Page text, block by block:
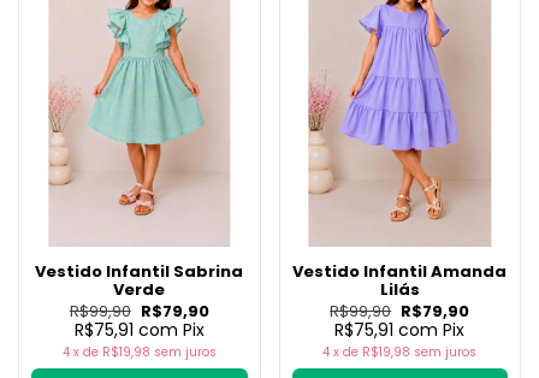
Vestido Infantil Sabrina
Verde
R$99,90 R$79,90
R$75,91 com Pix
4 x de R$19,98 sem juros
Vestido Infantil Amanda
Lilás
R$99,90 R$79,90
R$75,91com Pix
4 x de R$19,98 sem juros